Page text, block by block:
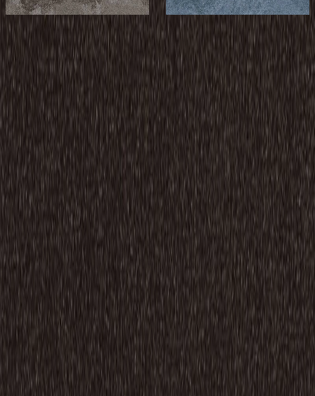
サンプル請求 サンプル請求
Inspiring from the ground up, backed by science
感性とサイエンスとが響き合う、ミリケンのフロアソリュー
ション ミリケンのカーペットは独自のプリントテクノロジ
ーにより、例えば絵画のように美しいグラデーションを実現
します。そこに機能性を融合させ、空間で過ごす人々のクリ
エイティブな感性を呼び覚まします。 機能面でのこだわり
は足元から「人」を健やかにすること。 独自のクッション
技術が歩行の衝撃を和らげ、心身の健康を支えるウェルビー
イングな環境を実現します。疲れにくく、かつ静粛性にも貢